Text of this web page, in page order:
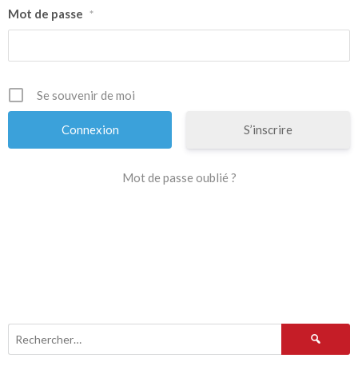
Mot de passe *
Se souvenir de moi
S’inscrire
Mot de passe oublié ?
Rechercher :